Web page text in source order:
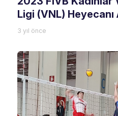
Ligi (VNL)
3 yıl önce